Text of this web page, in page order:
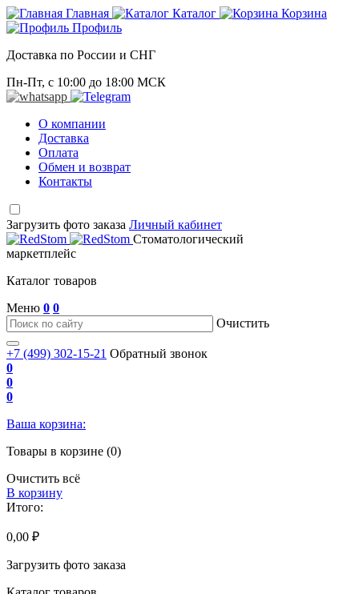
Главная Каталог
Корзина
Профиль
Доставка по России и СНГ
Пн-Пт, с 10:00 до 18:00 МСК
О компании
Доставка
Оплата
Обмен и возврат
Контакты
Загрузить фото заказа Личный кабинет
Стоматологический
маркетплейс
Каталог товаров
Меню 0 0
Очистить
+7 (499) 302-15-21 Обратный звонок
0
0
0
Ваша корзина:
Товары в корзине (0)
Очистить всё
В корзину
Итого:
0,00 ₽
Загрузить фото заказа